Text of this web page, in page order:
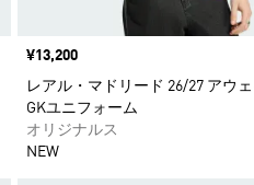
価格
¥13,200
レアル・マドリード 26/27 アウ
GKユニフォーム
オリジナルス
NEW